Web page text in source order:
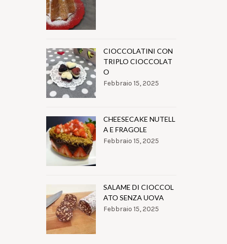
CIOCCOLATINI CON
TRIPLO CIOCCOLAT
O
Febbraio 15, 2025
CHEESECAKE NUTELL
A E FRAGOLE
Febbraio 15, 2025
SALAME DI CIOCCOL
ATO SENZA UOVA
Febbraio 15, 2025